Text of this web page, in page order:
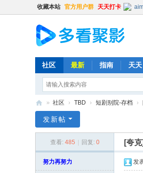
收藏本站 官方用户群 天天打卡
普凡
清
时
社区 最新 指南 天天
看
» 社区 › TBD › 短剧别院-存档 ›
发新帖
查看: 485 回复: 0 [夸
努力再努力 发